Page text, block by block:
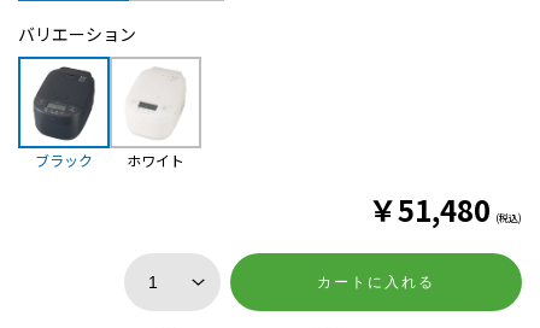
バリエーション
ブラック ホワイト
￥51,480 (税込)
カートに入れる